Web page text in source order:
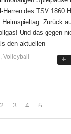
Herren des TSV 1860
Heimspieltag: Zurück
Und das gegen
den aktuellen
Volleyball
2 3 4 5